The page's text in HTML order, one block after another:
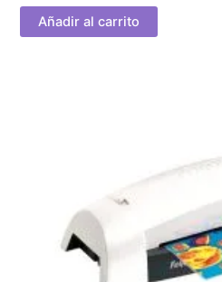
Añadir al carrito